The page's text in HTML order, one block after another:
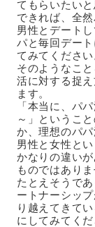
てもらいたいと
できれば、全
男性とデート
パと毎回デー
てみてください
そのようなこ
活に対する捉
ます。
「本当に、パ
～」というこ
か、理想のパ
男性と女性と
かなりの違い
ものではありま
たとえそうで
ートナーシッ
り越えてきて
にしてみてくだ